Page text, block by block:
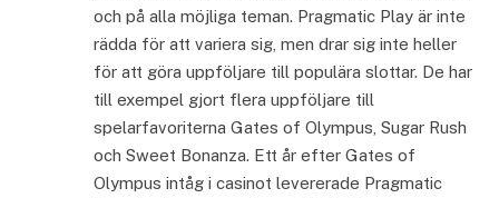
och på alla möjliga teman. Pragmatic Play är inte
rädda för att variera sig, men drar sig inte heller
för att göra uppföljare till populära slottar. De har
till exempel gjort flera uppföljare till
spelarfavoriterna Gates of Olympus, Sugar Rush
och Sweet Bonanza. Ett år efter Gates of
Olympus intåg i casinot levererade Pragmatic